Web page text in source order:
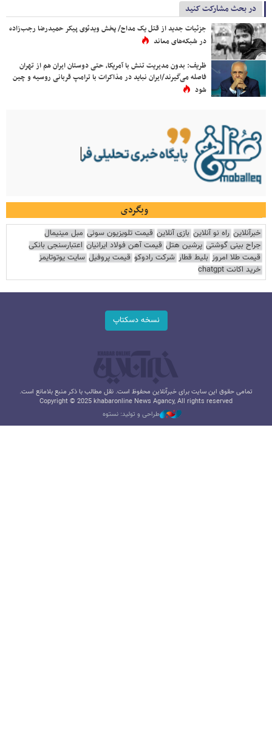
در بحث مشارکت کنید
جزئیات جدید از قتل یک مداح/ پخش ویدئوی پیکر حمیدرضا رجب‌زاده
در شبکه‌های معاند
ظریف: بدون مدیریت تنش با آمریکا، حتی دوستان ایران هم از تهران
فاصله می‌گیرند/ایران نباید در مذاکرات با ترامپ قربانی روسیه و چین
شود
وبگردی
خبرآنلاین راه نو آنلاین بازی آنلاین قیمت تلویزیون سونی مبل مینیمال
جراح بینی گوشتی پرشین هتل قیمت آهن فولاد ایرانیان اعتبارسنجی بانکی
قیمت طلا امروز بلیط قطار شرکت رادوکو قیمت پروفیل سایت یوتوتایمز
خرید اکانت chatgpt
نسخه دسکتاپ
تمامی حقوق این سایت برای خبرآنلاین محفوظ است. نقل مطالب با ذکر منبع بلامانع است.
Copyright © 2025 khabaronline News Agancy, All rights reserved
طراحی و تولید: نستوه